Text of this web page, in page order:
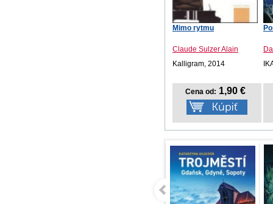
Mimo rytmu
Claude Sulzer Alain
Kalligram, 2014
Cena od: 1,90 €